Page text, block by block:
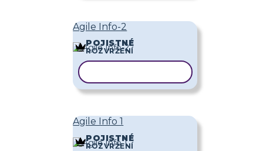
Agile Info-2
POJISTNÉ
ROZVRŽENÍ
Agile Info 1
POJISTNÉ
ROZVRŽENÍ